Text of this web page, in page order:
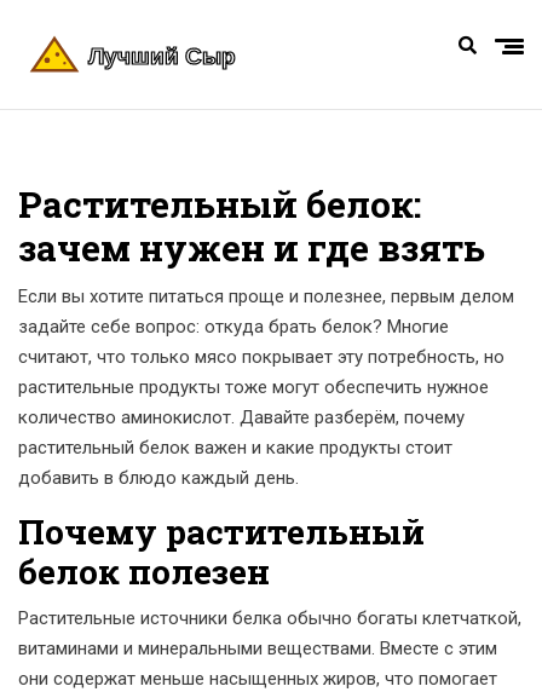
Растительный белок:
зачем нужен и где взять
Если вы хотите питаться проще и полезнее, первым делом
задайте себе вопрос: откуда брать белок? Многие
считают, что только мясо покрывает эту потребность, но
растительные продукты тоже могут обеспечить нужное
количество аминокислот. Давайте разберём, почему
растительный белок важен и какие продукты стоит
добавить в блюдо каждый день.
Почему растительный
белок полезен
Растительные источники белка обычно богаты клетчаткой,
витаминами и минеральными веществами. Вместе с этим
они содержат меньше насыщенных жиров, что помогает